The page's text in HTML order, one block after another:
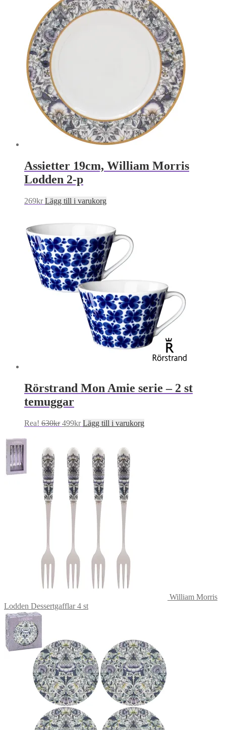
Assietter 19cm, William Morris
Lodden 2-p
269kr Lägg till i varukorg
Rörstrand Mon Amie serie – 2 st
temuggar
Rea! 630kr Det
var:
630kr.
499krDet
499kr.
Lägg till i varukorg
William Morris
Lodden Dessertgafflar 4 st